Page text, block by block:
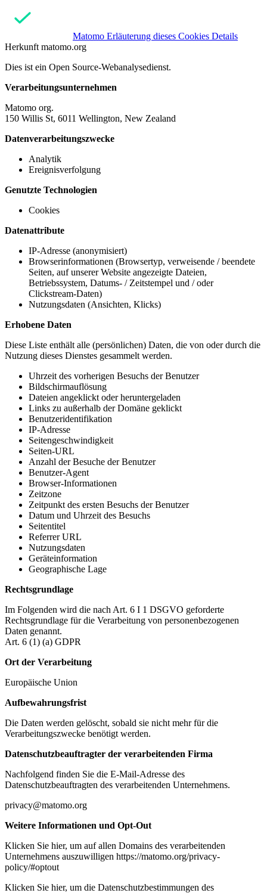
Matomo Erläuterung dieses Cookies Details
Herkunft matomo.org
Dies ist ein Open Source-Webanalysedienst.
Verarbeitungsunternehmen
Matomo org.
150 Willis St, 6011 Wellington, New Zealand
Datenverarbeitungszwecke
Analytik
Ereignisverfolgung
Genutzte Technologien
Cookies
Datenattribute
IP-Adresse (anonymisiert)
Browserinformationen (Browsertyp, verweisende / beendete
Seiten, auf unserer Website angezeigte Dateien,
Betriebssystem, Datums- / Zeitstempel und / oder
Clickstream-Daten)
Nutzungsdaten (Ansichten, Klicks)
Erhobene Daten
Diese Liste enthält alle (persönlichen) Daten, die von oder durch die
Nutzung dieses Dienstes gesammelt werden.
Uhrzeit des vorherigen Besuchs der Benutzer
Bildschirmauflösung
Dateien angeklickt oder heruntergeladen
Links zu außerhalb der Domäne geklickt
Benutzeridentifikation
IP-Adresse
Seitengeschwindigkeit
Seiten-URL
Anzahl der Besuche der Benutzer
Benutzer-Agent
Browser-Informationen
Zeitzone
Zeitpunkt des ersten Besuchs der Benutzer
Datum und Uhrzeit des Besuchs
Seitentitel
Referrer URL
Nutzungsdaten
Geräteinformation
Geographische Lage
Rechtsgrundlage
Im Folgenden wird die nach Art. 6 I 1 DSGVO geforderte
Rechtsgrundlage für die Verarbeitung von personenbezogenen
Daten genannt.
Art. 6 (1) (a) GDPR
Ort der Verarbeitung
Europäische Union
Aufbewahrungsfrist
Die Daten werden gelöscht, sobald sie nicht mehr für die
Verarbeitungszwecke benötigt werden.
Datenschutzbeauftragter der verarbeitenden Firma
Nachfolgend finden Sie die E-Mail-Adresse des
Datenschutzbeauftragten des verarbeitenden Unternehmens.
privacy@matomo.org
Weitere Informationen und Opt-Out
Klicken Sie hier, um auf allen Domains des verarbeitenden
Unternehmens auszuwilligen https://matomo.org/privacy-
policy/#optout
Klicken Sie hier, um die Datenschutzbestimmungen des